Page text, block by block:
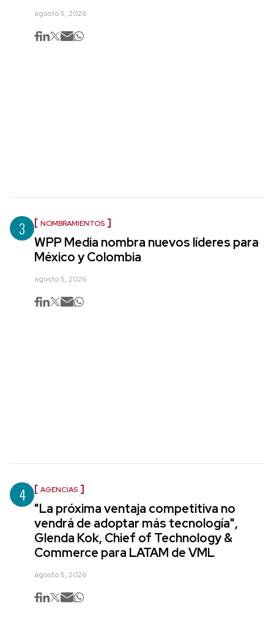
agosto 5, 2026
3 NOMBRAMIENTOS
WPP Media nombra nuevos líderes para
México y Colombia
agosto 5, 2026
4 AGENCIAS
"La próxima ventaja competitiva no
vendrá de adoptar más tecnología",
Glenda Kok, Chief of Technology &
Commerce para LATAM de VML
agosto 5, 2026